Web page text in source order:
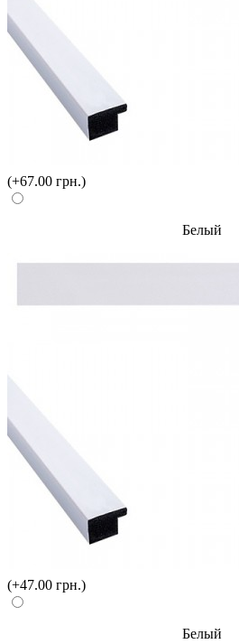
(+67.00 грн.)
Белый
(+47.00 грн.)
Белый